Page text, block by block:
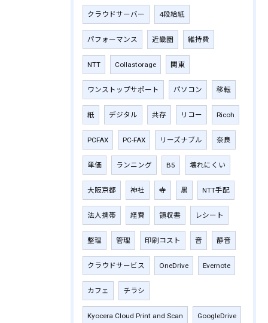
クラウドサーバー 4段給紙
パフォーマンス 近畿圏 維持費
NTT Collastorage 関東
ワンストップサポート パソコン 移転
紙 デジタル 共存 リコー Ricoh
PCFAX PC-FAX リーズナブル 奈良
単価 ランニング B5 壊れにくい
大阪京都 神社 寺 黒 NTT手配
法人携帯 経費 領収書 レシート
整理 管理 印刷コスト 音 静音
クラウドサービス OneDrive Evernote
カフェ チラシ
Kyocera Cloud Print and Scan GoogleDrive